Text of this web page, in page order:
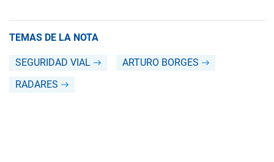
TEMAS DE LA NOTA
SEGURIDAD VIAL
ARTURO BORGES
RADARES